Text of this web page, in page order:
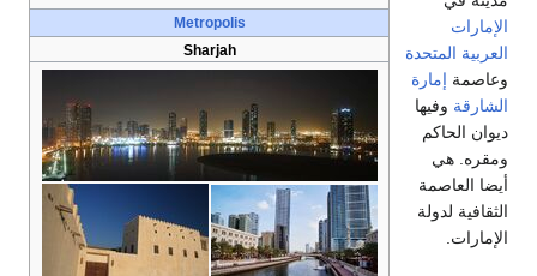
Metropolis
Sharjah
الإمارات
العربية المتحدة
وعاصمة إمارة
الشارقة وفيها
ديوان الحاكم
ومقره. هي
أيضا العاصمة
الثقافية لدولة
الإمارات.